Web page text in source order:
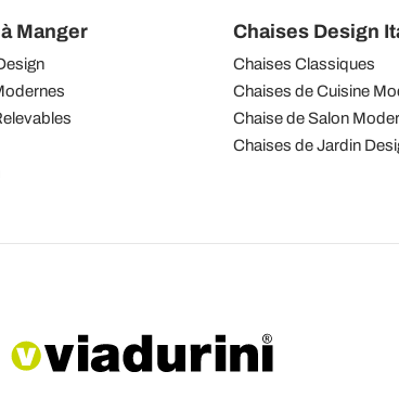
Manger Chaises Design
Chaises Classiques
Chaises de Cuisine
Chaise de Salon
Chaises de Jardin